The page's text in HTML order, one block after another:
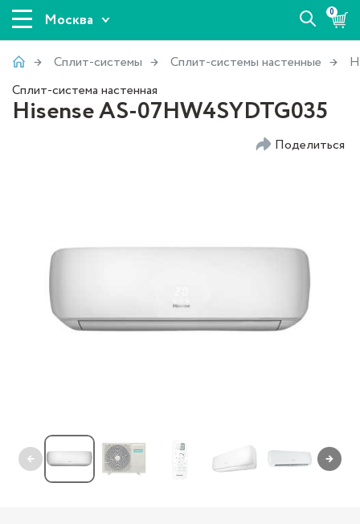
Москва 0
Сплит-системы Сплит-системы настенные
Сплит-система настенная
Hisense AS-07HW4SYDTG035
Поделиться
← →